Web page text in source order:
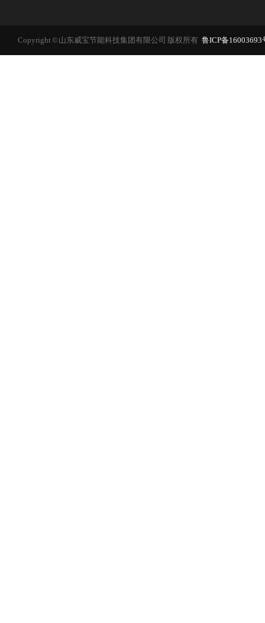
Copyright © 山东威宝节能科技集团有限公司 版权所有 鲁ICP备16003693